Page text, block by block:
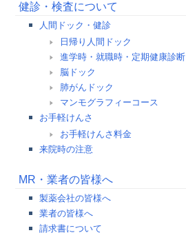
健診・検査について
人間ドック・健診
日帰り人間ドック
進学時・就職時・定期健康診断
脳ドック
肺がんドック
マンモグラフィーコース
お手軽けんさ
お手軽けんさ料金
来院時の注意
MR・業者の皆様へ
製薬会社の皆様へ
業者の皆様へ
請求書について